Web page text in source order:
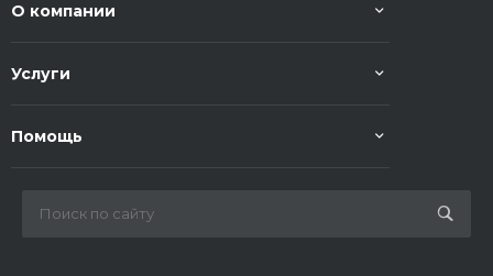
О компании
Услуги
Помощь